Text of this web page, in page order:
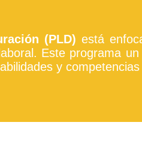
(PLD) está
Este programa un
y